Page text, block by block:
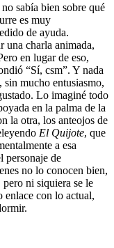
sabía bien sobre qué
es muy
de ayuda.
charla animada,
en lugar de eso,
“Sí, csm”. Y nada
sin mucho entusiasmo,
Lo imaginé todo
en la palma de la
la otra, los anteojos de
El Quijote, que
a esa
personaje de
no lo conocen bien,
ni siquiera se le
enlace con lo actual,